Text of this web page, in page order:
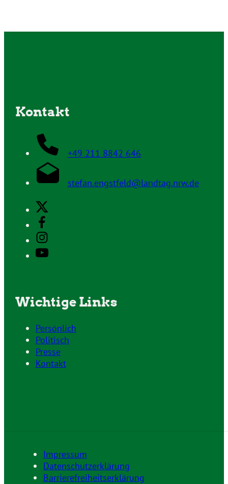
Kontakt
+49 211 8842 646
stefan.engstfeld@landtag.nrw.de
Wichtige Links
Persönlich
Politisch
Presse
Kontakt
Impressum
Datenschutzerklärung
Barrierefreiheitserklärung